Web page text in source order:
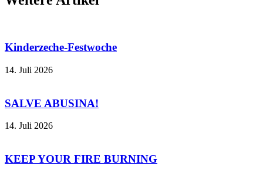
Kinderzeche-Festwoche
14. Juli 2026
SALVE ABUSINA!
14. Juli 2026
KEEP YOUR FIRE BURNING